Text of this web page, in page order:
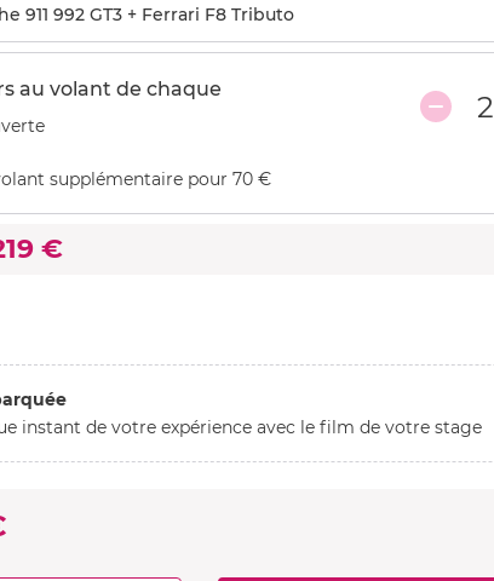
911 992 GT3 + Ferrari F8 Tributo
au volant de chaque 2
supplémentaire pour 70 €
€
instant de votre expérience avec le film de votre stage